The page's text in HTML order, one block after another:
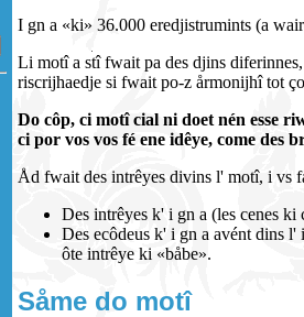
I gn a «ki» 36.000 eredjistrumints (a
Li motî a stî fwait pa des djins
riscrijhaedje si fwait po-z årmonijhî tot
Do côp, ci motî cial ni doet nén esse
ci por vos vos fé ene idêye, come des
Åd fwait des intrêyes divins l' motî, i vs
Des intrêyes k' i gn a (les cenes ki
Des ecôdeus k' i gn a avént dins l'
ôte intrêye ki «båbe».
Såme do motî